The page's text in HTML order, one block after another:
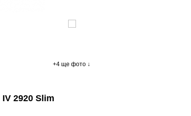
+4 ще фото ↓
2920 Slim